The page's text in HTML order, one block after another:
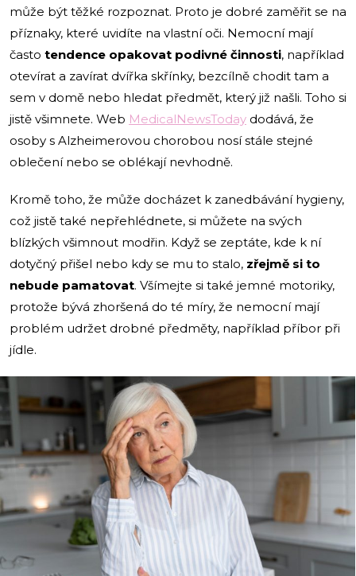
může být těžké rozpoznat. Proto je dobré zaměřit se na
příznaky, které uvidíte na vlastní oči. Nemocní mají
často tendence opakovat podivné činnosti, například
otevírat a zavírat dvířka skřínky, bezcílně chodit tam a
sem v domě nebo hledat předmět, který již našli. Toho si
jistě všimnete. Web MedicalNewsToday dodává, že
osoby s Alzheimerovou chorobou nosí stále stejné
oblečení nebo se oblékají nevhodně.
Kromě toho, že může docházet k zanedbávání hygieny,
což jistě také nepřehlédnete, si můžete na svých
blízkých všimnout modřin. Když se zeptáte, kde k ní
dotyčný přišel nebo kdy se mu to stalo, zřejmě si to
nebude pamatovat. Všímejte si také jemné motoriky,
protože bývá zhoršená do té míry, že nemocní mají
problém udržet drobné předměty, například příbor při
jídle.